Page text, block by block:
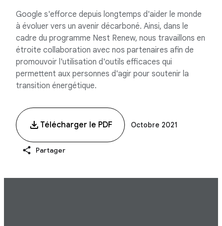
Google s'efforce depuis longtemps d'aider le monde
à évoluer vers un avenir décarboné. Ainsi, dans le
cadre du programme Nest Renew, nous travaillons en
étroite collaboration avec nos partenaires afin de
promouvoir l'utilisation d'outils efficaces qui
permettent aux personnes d'agir pour soutenir la
transition énergétique.
Télécharger le PDF Octobre 2021
Partager